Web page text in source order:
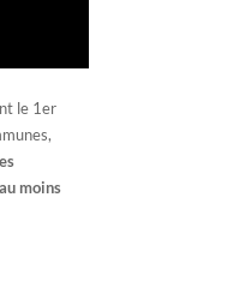
le 1er
moins